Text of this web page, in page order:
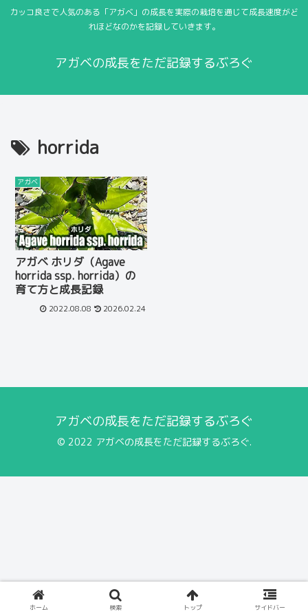
カッコ良さで人気のある「アガベ」の成長を実際の栽培を通じて成長速度がど
れほどなのかを記録していきます。
アガベの成長をただ記録するぶろぐ
horrida
アガベ
アガベ ホリダ（Agave
horrida ssp. horrida）の
育て方と成長記録
2022.08.08 2026.02.24
アガベの成長をただ記録するぶろぐ
© 2022 アガベの成長をただ記録するぶろぐ.
ホーム 検索 トップ サイドバー